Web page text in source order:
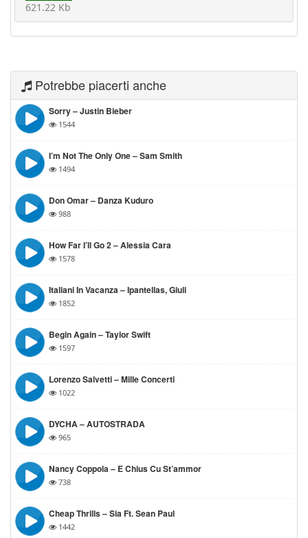
621.22 Kb
Potrebbe piacerti anche
Sorry – Justin Bieber
1544
I’m Not The Only One – Sam Smith
1494
Don Omar – Danza Kuduro
988
How Far I’ll Go 2 – Alessia Cara
1578
Italiani In Vacanza – Ipantellas, Giuli
1852
Begin Again – Taylor Swift
1597
Lorenzo Salvetti – Mille Concerti
1022
DYCHA – AUTOSTRADA
965
Nancy Coppola – E Chius Cu St’ammor
738
Cheap Thrills – Sia Ft. Sean Paul
1442